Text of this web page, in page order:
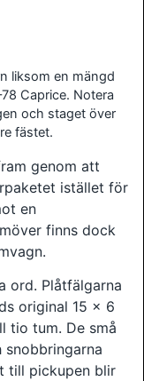
liksom en mängd
Caprice. Notera
och staget över
fästet.
genom att
istället för
en
finns dock
ord. Plåtfälgarna
original 15 x 6
tio tum. De små
till pickupen blir